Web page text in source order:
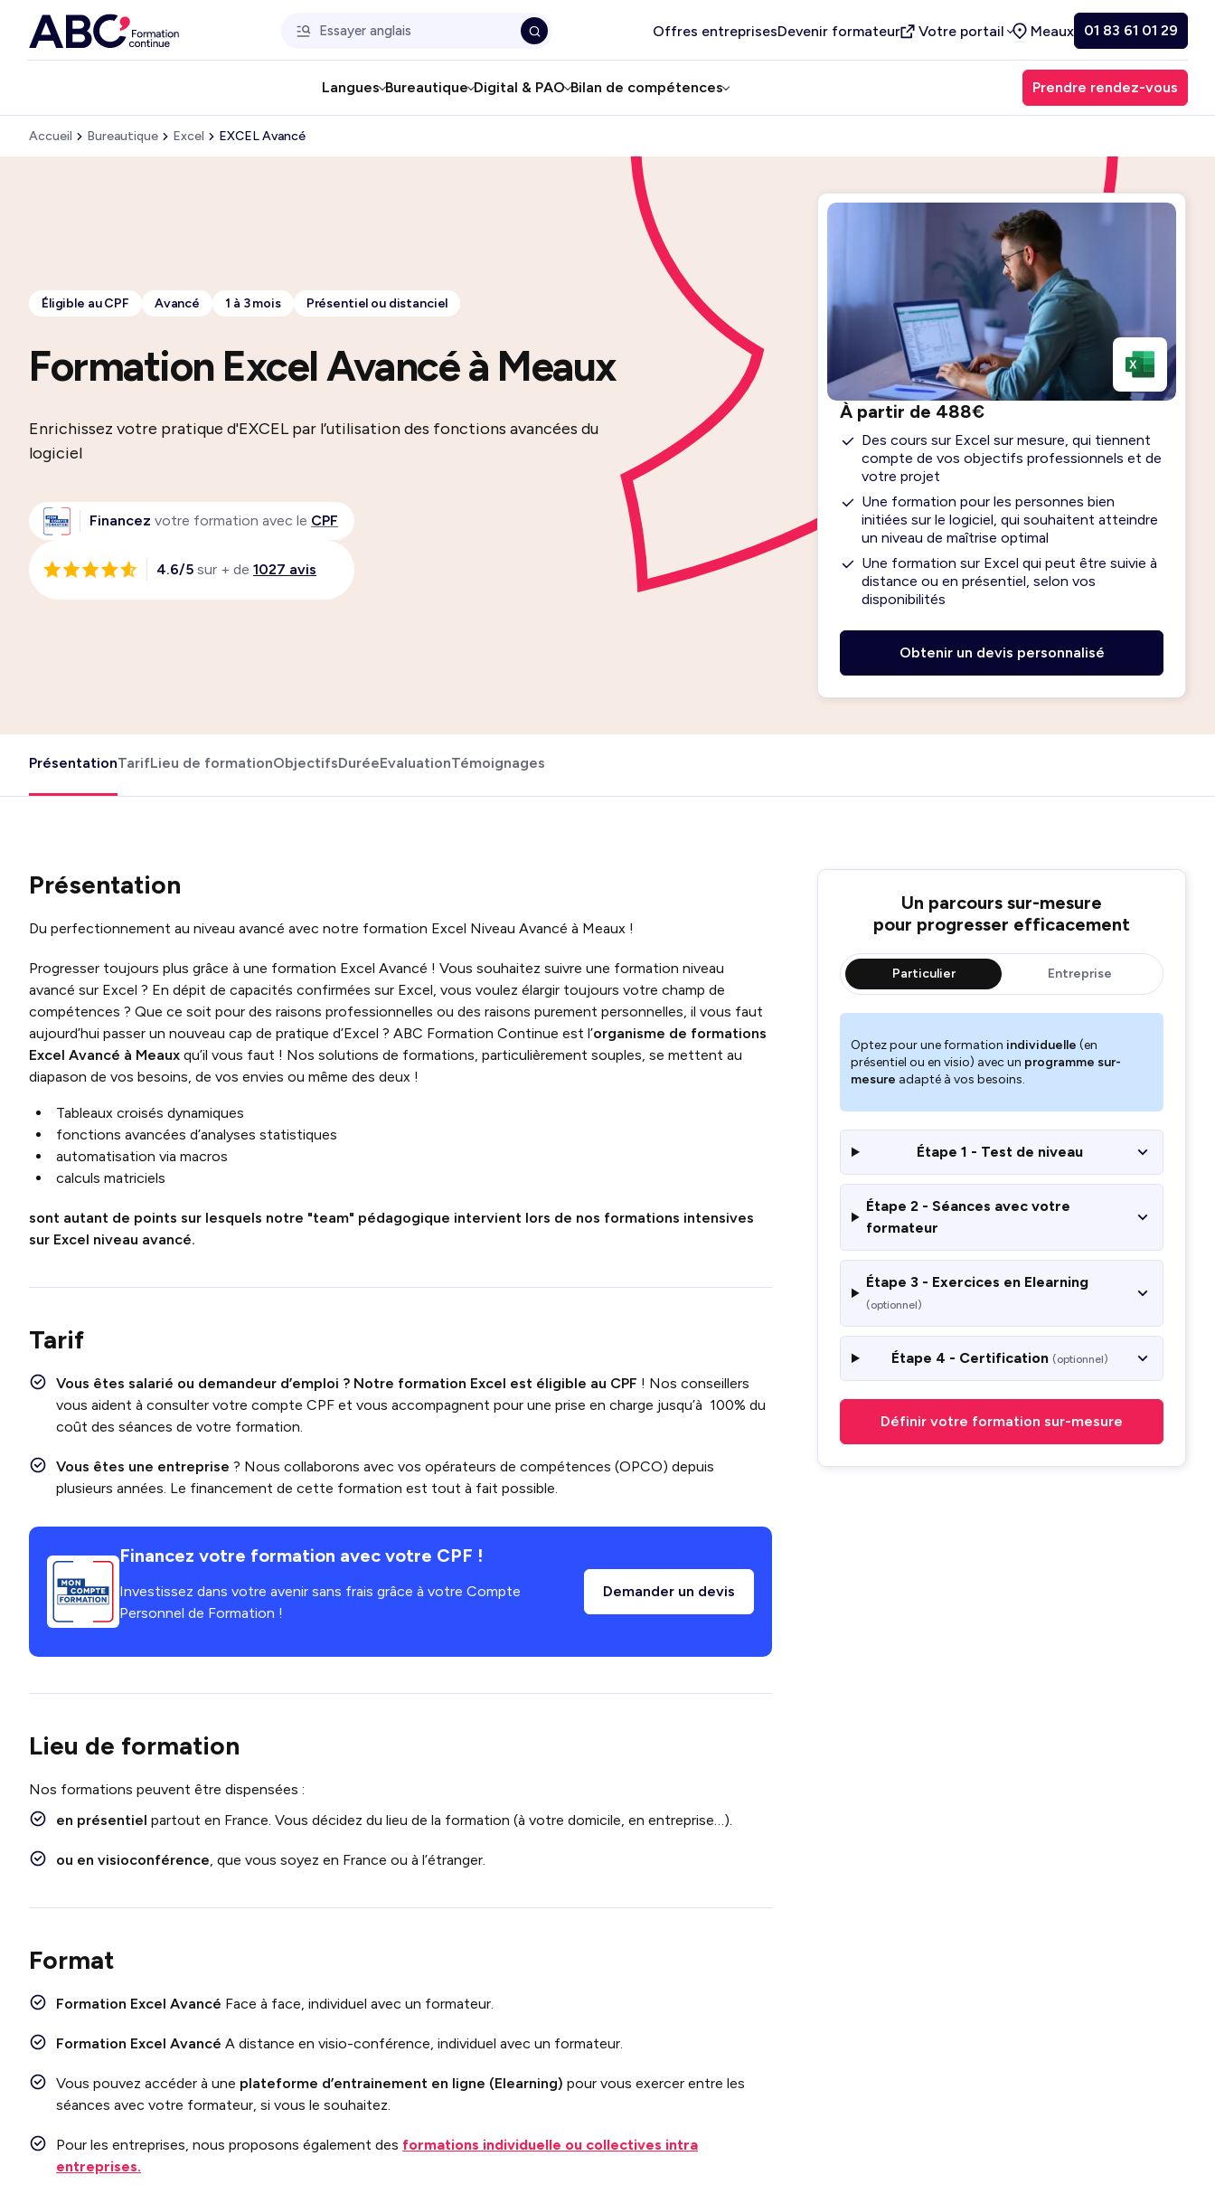
Offres entreprisesDevenir formateur Votre portail Meaux 01 83 61 01 29
Langues Bureautique Digital & PAO Bilan de compétences Prendre rendez-vous
Accueil Bureautique Excel EXCEL Avancé
Formation Excel Avancé à Meaux
Éligible au CPF Avancé 1 à 3 mois Présentiel ou distanciel
Enrichissez votre pratique d'EXCEL par l’utilisation des fonctions avancées du
logiciel
Financez votre formation avec le CPF
4.6/5 sur + de 1027 avis
À partir de 488€
Des cours sur Excel sur mesure, qui tiennent
compte de vos objectifs professionnels et de
votre projet
Une formation pour les personnes bien
initiées sur le logiciel, qui souhaitent atteindre
un niveau de maîtrise optimal
Une formation sur Excel qui peut être suivie à
distance ou en présentiel, selon vos
disponibilités
Obtenir un devis personnalisé
PrésentationTarifLieu de formationObjectifsDuréeEvaluationTémoignages
Un parcours sur-mesure
pour progresser efficacement
Particulier Entreprise
Optez pour une formation individuelle (en
présentiel ou en visio) avec un programme sur-
mesure adapté à vos besoins.
Étape 1 - Test de niveau
Étape 2 - Séances avec votre
formateur
Étape 3 - Exercices en Elearning
(optionnel)
Étape 4 - Certification (optionnel)
Définir votre formation sur-mesure
Présentation
Du perfectionnement au niveau avancé avec notre formation Excel Niveau Avancé à Meaux !
Progresser toujours plus grâce à une formation Excel Avancé ! Vous souhaitez suivre une formation niveau
avancé sur Excel ? En dépit de capacités confirmées sur Excel, vous voulez élargir toujours votre champ de
compétences ? Que ce soit pour des raisons professionnelles ou des raisons purement personnelles, il vous faut
aujourd’hui passer un nouveau cap de pratique d’Excel ? ABC Formation Continue est l’organisme de formations
Excel Avancé à Meaux qu’il vous faut ! Nos solutions de formations, particulièrement souples, se mettent au
diapason de vos besoins, de vos envies ou même des deux !
Tableaux croisés dynamiques
fonctions avancées d’analyses statistiques
automatisation via macros
calculs matriciels
sont autant de points sur lesquels notre "team" pédagogique intervient lors de nos formations intensives
sur Excel niveau avancé.
Tarif
Vous êtes salarié ou demandeur d’emploi ? Notre formation Excel est éligible au CPF ! Nos conseillers
vous aident à consulter votre compte CPF et vous accompagnent pour une prise en charge jusqu’à 100% du
coût des séances de votre formation.
Vous êtes une entreprise ? Nous collaborons avec vos opérateurs de compétences (OPCO) depuis
plusieurs années. Le financement de cette formation est tout à fait possible.
Financez votre formation avec votre CPF !
Investissez dans votre avenir sans frais grâce à votre Compte
Personnel de Formation !
Demander un devis
Lieu de formation
Nos formations peuvent être dispensées :
en présentiel partout en France. Vous décidez du lieu de la formation (à votre domicile, en entreprise…).
ou en visioconférence, que vous soyez en France ou à l’étranger.
Format
Formation Excel Avancé Face à face, individuel avec un formateur.
Formation Excel Avancé A distance en visio-conférence, individuel avec un formateur.
Vous pouvez accéder à une plateforme d’entrainement en ligne (Elearning) pour vous exercer entre les
séances avec votre formateur, si vous le souhaitez.
Pour les entreprises, nous proposons également des formations individuelle ou collectives intra
entreprises.